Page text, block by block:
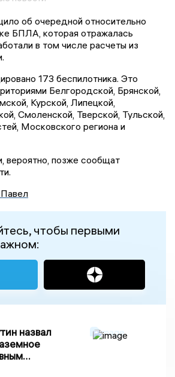
об очередной относительно
БПЛА, которая отражалась
в том числе расчеты из
173 беспилотника. Это
Белгородской, Брянской,
Курской, Липецкой,
Смоленской, Тверской, Тульской,
Московского региона и
вероятно, позже сообщат
чтобы первыми
назвал